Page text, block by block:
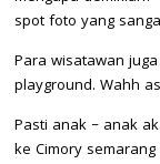
spot foto yang
Para wisatawan
playground. Wahh
Pasti anak – anak
ke Cimory semarang